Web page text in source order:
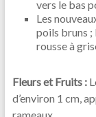
vers le bas
Les
poils bruns ;
rousse à
Fleurs et Fruits :
d’environ 1 cm,